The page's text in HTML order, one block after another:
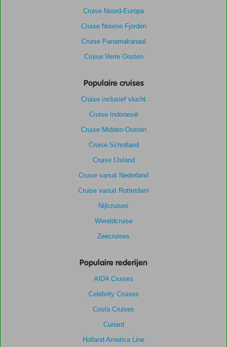
Cruise Noord-Europa
Cruise Noorse Fjorden
Cruise Panamakanaal
Cruise Verre Oosten
Populaire cruises
Cruise inclusief vlucht
Cruise Indonesië
Cruise Midden-Oosten
Cruise Schotland
Cruise IJsland
Cruise vanuit Nederland
Cruise vanuit Rotterdam
Nijlcruises
Wereldcruise
Zeecruises
Populaire rederijen
AIDA Cruises
Celebrity Cruises
Costa Cruises
Cunard
Holland America Line